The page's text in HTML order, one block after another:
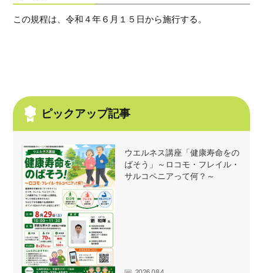
この規程は、令和４年６月１５日から施行する。
ピックアップ記事
ウエルネス講座「健康寿命をの
ばそう」～ロコモ・フレイル・
サルコペニアって何？～